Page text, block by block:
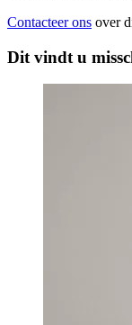
Contacteer ons over
Dit vindt u